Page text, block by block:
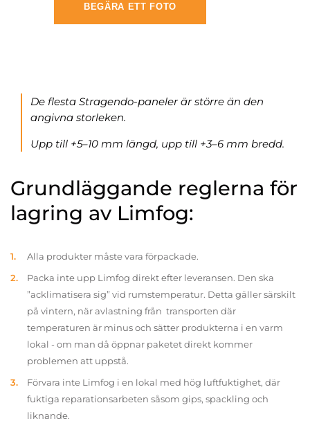
BEGÄRA ETT FOTO
De flesta Stragendo-paneler är större än den
angivna storleken.
Upp till +5–10 mm längd, upp till +3–6 mm bredd.
Grundläggande reglerna för
lagring av Limfog:
Alla produkter måste vara förpackade.
Packa inte upp Limfog direkt efter leveransen. Den ska
”acklimatisera sig” vid rumstemperatur. Detta gäller särskilt
på vintern, när avlastning från transporten där
temperaturen är minus och sätter produkterna i en varm
lokal - om man då öppnar paketet direkt kommer
problemen att uppstå.
Förvara inte Limfog i en lokal med hög luftfuktighet, där
fuktiga reparationsarbeten såsom gips, spackling och
liknande.